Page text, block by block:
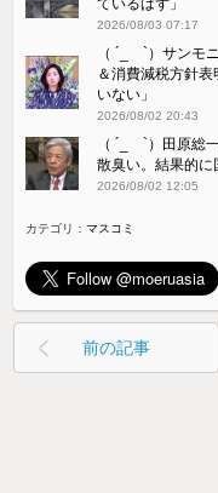
2026/08/03 07:17
（ ´_ゝ`）サン
＆消費減税方針
いない」
2026/08/02 20:43
（ ´_ゝ`）田原
散臭い。結果的に
2026/08/02 12:05
カテゴリ：マスコミ
前の記事